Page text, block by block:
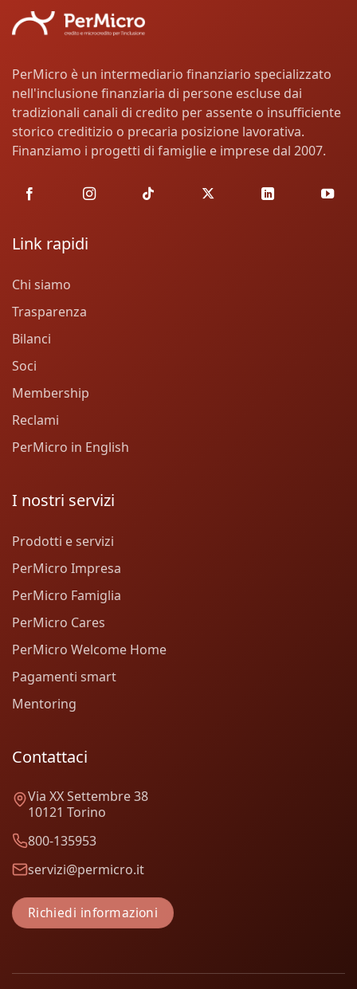
PerMicro è un intermediario finanziario specializzato
nell'inclusione finanziaria di persone escluse dai
tradizionali canali di credito per assente o insufficiente
storico creditizio o precaria posizione lavorativa.
Finanziamo i progetti di famiglie e imprese dal 2007.
Link rapidi
Chi siamo
Trasparenza
Bilanci
Soci
Membership
Reclami
PerMicro in English
I nostri servizi
Prodotti e servizi
PerMicro Impresa
PerMicro Famiglia
PerMicro Cares
PerMicro Welcome Home
Pagamenti smart
Mentoring
Contattaci
Via XX Settembre 38
10121 Torino
800-135953
servizi@permicro.it
Richiedi informazioni